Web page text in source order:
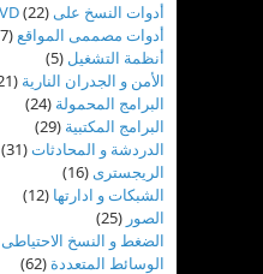
أدوات النسخ على CD & DVD(22)
أدوات مصممى المواقع(17)
أنظمة التشغيل (5)
الأمن و الجدران النارية (21)
البرامج المحمولة (24)
البرامج المكتبية (29)
الدردشة و المحادثات(31)
الريجسترى(16)
الشبكات و ادارتها (12)
الصور (25)
الضغط و النسخ الاحتياطى
الوسائط المتعددة (62)